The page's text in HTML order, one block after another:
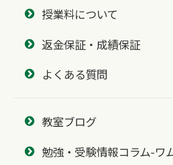
授業料について
返金保証・成績保証
よくある質問
教室ブログ
勉強・受験情報コラム-ワ